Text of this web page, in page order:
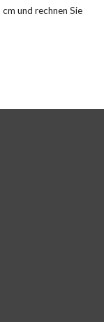
und rechnen Sie